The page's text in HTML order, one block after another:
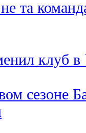
та
клуб
сезоне